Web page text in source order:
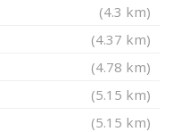
(4.3 km)
(4.37 km)
(4.78 km)
(5.15 km)
(5.15 km)